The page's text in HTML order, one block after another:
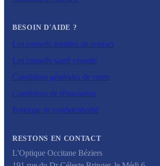
BESOIN D'AIDE ?
Les conseils lentilles de contact
Les conseils santé visuelle
Conditions générales de vente
Conditions de rétractation
Politique de confidentialité
RESTONS EN CONTACT
L'Optique Occitane Béziers